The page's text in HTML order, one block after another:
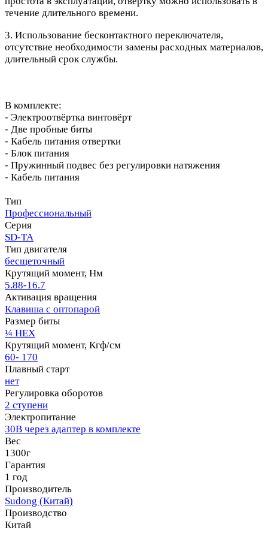
течение длительного времени.
3. Использование бесконтактного переключателя,
отсутствие необходимости замены расходных материалов,
длительный срок службы.
В комплекте:
- Электроотвёртка винтовёрт
- Две пробные биты
- Кабель питания отвертки
- Блок питания
- Пружинный подвес без регулировки натяжения
- Кабель питания
Тип
Профессиональный
Серия
SD-TA
Тип двигателя
бесщеточный
Крутящий момент, Нм
5.88-16.7
Активация вращения
Клавиша с оптопарой
Размер биты
¼ HEX
Крутящий момент, Кгф/см
60- 170
Плавный старт
нет
Регулировка оборотов
2 ступени
Электропитание
30В через адаптер в комплекте
Вес
1300г
Гарантия
1 год
Производитель
Sudong (Китай)
Производство
Китай